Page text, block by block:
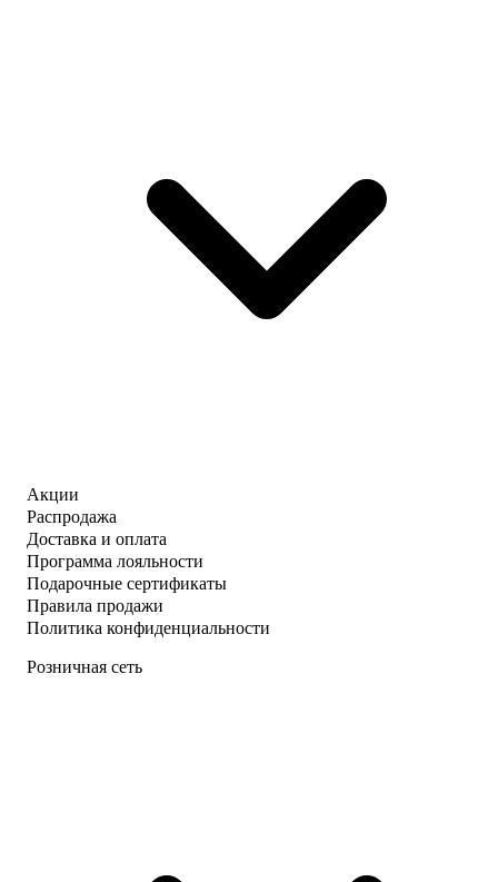
Акции
Распродажа
Доставка и оплата
Программа лояльности
Подарочные сертификаты
Правила продажи
Политика конфиденциальности
Розничная сеть